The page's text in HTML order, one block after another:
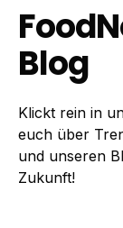
Blog
Klickt rein in
euch über
und unseren
Zukunft!